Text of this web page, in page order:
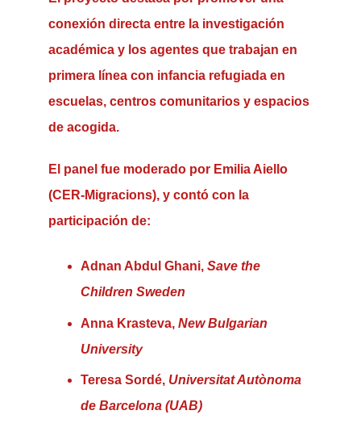
conexión directa entre la investigación
académica y los agentes que trabajan en
primera línea con infancia refugiada en
escuelas, centros comunitarios y espacios
de acogida.
El panel fue moderado por Emilia Aiello
(CER-Migracions), y contó con la
participación de:
Adnan Abdul Ghani, Save the
Children Sweden
Anna Krasteva, New Bulgarian
University
Teresa Sordé, Universitat Autònoma
de Barcelona (UAB)